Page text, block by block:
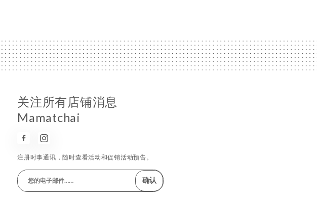
关注所有店铺消息
Mamatchai
注册时事通讯，随时查看活动和促销活动预告。
确认